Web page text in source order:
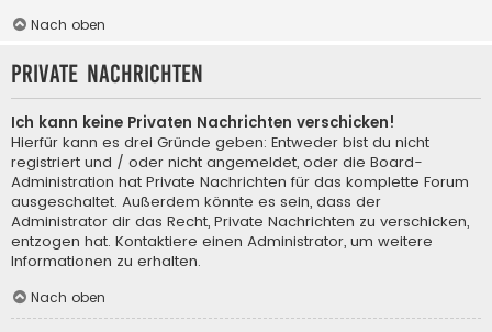
Nach oben
Private Nachrichten
Ich kann keine Privaten Nachrichten verschicken!
Hierfür kann es drei Gründe geben: Entweder bist du nicht
registriert und / oder nicht angemeldet, oder die Board-
Administration hat Private Nachrichten für das komplette Forum
ausgeschaltet. Außerdem könnte es sein, dass der
Administrator dir das Recht, Private Nachrichten zu verschicken,
entzogen hat. Kontaktiere einen Administrator, um weitere
Informationen zu erhalten.
Nach oben